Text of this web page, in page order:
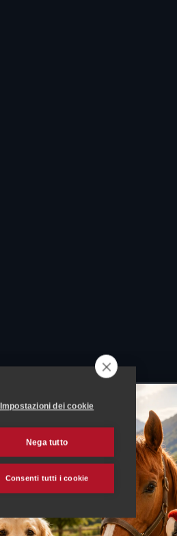
Impostazioni dei cookie
Nega tutto
Consenti tutti i cookie